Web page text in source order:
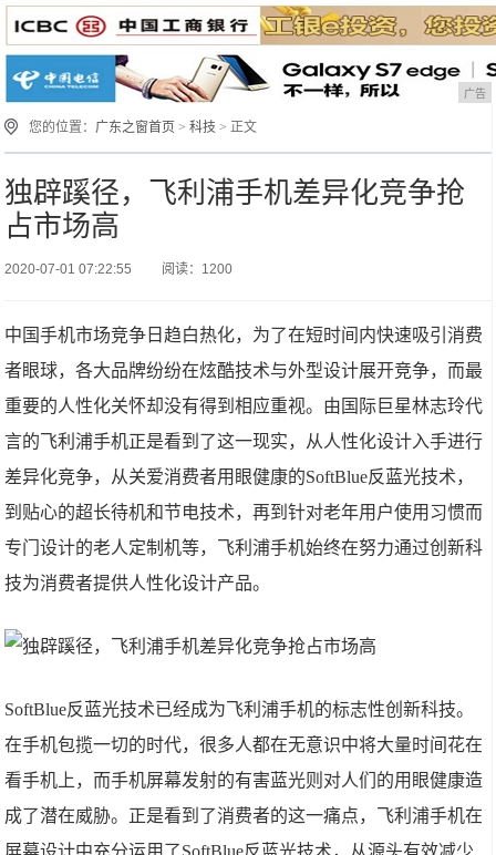
广告
您的位置： 广东之窗首页 >科技 > 正文
独辟蹊径，飞利浦手机差异化竞争抢
占市场高
2020-07-01 07:22:55 阅读：1200
中国手机市场竞争日趋白热化，为了在短时间内快速吸引消费
者眼球，各大品牌纷纷在炫酷技术与外型设计展开竞争，而最
重要的人性化关怀却没有得到相应重视。由国际巨星林志玲代
言的飞利浦手机正是看到了这一现实，从人性化设计入手进行
差异化竞争，从关爱消费者用眼健康的SoftBlue反蓝光技术，
到贴心的超长待机和节电技术，再到针对老年用户使用习惯而
专门设计的老人定制机等，飞利浦手机始终在努力通过创新科
技为消费者提供人性化设计产品。
SoftBlue反蓝光技术已经成为飞利浦手机的标志性创新科技。
在手机包揽一切的时代，很多人都在无意识中将大量时间花在
看手机上，而手机屏幕发射的有害蓝光则对人们的用眼健康造
成了潜在威胁。正是看到了消费者的这一痛点，飞利浦手机在
屏幕设计中充分运用了SoftBlue反蓝光技术，从源头有效减少